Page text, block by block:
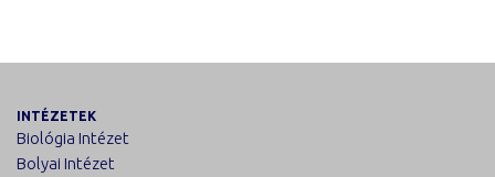
INTÉZETEK
Biológia Intézet
Bolyai Intézet